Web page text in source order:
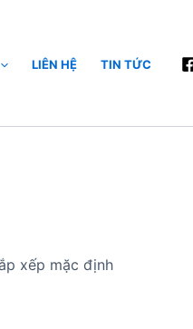
LIÊN HỆ TIN TỨC